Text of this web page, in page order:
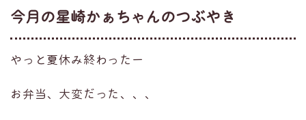
​今月の星崎かぁちゃんのつぶやき
やっと夏休み終わったー
お弁当、大変だった、、、